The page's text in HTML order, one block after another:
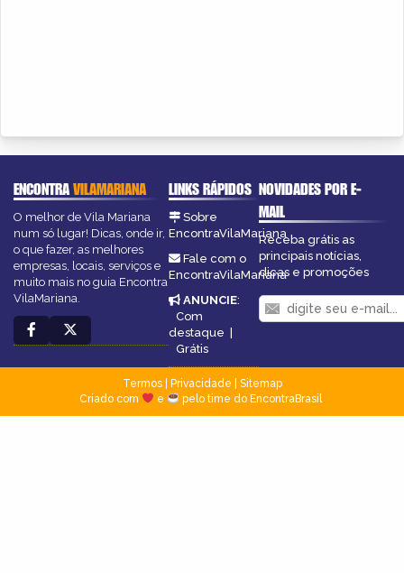
ENCONTRAVILAMARIANA
O melhor de Vila Mariana
num só lugar! Dicas, onde ir,
o que fazer, as melhores
empresas, locais, serviços e
muito mais no guia Encontra
VilaMariana.
LINKS RÁPIDOS
Sobre
EncontraVilaMariana
Fale com o
EncontraVilaMariana
ANUNCIE:
Com
destaque |
Grátis
NOVIDADES POR E-
MAIL
Receba grátis as
principais notícias,
dicas e promoções
Termos| Privacidade
Sitemap
Criado com
e pelo time do EncontraBrasil